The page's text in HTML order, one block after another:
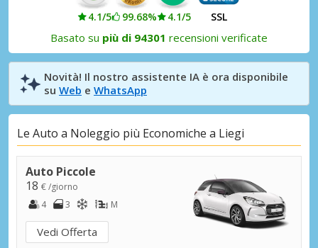
4.1/5 99.68% 4.1/5 SSL
Basato su più di 94301 recensioni verificate
Novità! Il nostro assistente IA è ora disponibile
su Web e WhatsApp
Le Auto a Noleggio più Economiche a Liegi
Auto Piccole
18 € /giorno
4
3 M
Vedi Offerta